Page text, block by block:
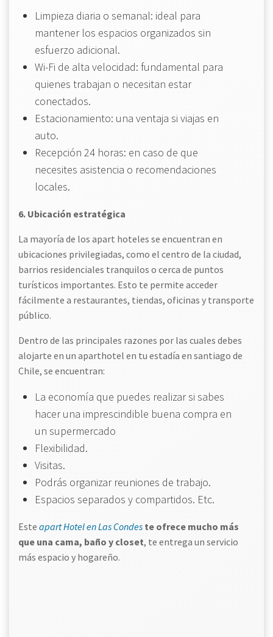
Limpieza diaria o semanal: ideal para
mantener los espacios organizados sin
esfuerzo adicional.
Wi-Fi de alta velocidad: fundamental para
quienes trabajan o necesitan estar
conectados.
Estacionamiento: una ventaja si viajas en
auto.
Recepción 24 horas: en caso de que
necesites asistencia o recomendaciones
locales.
6. Ubicación estratégica
La mayoría de los apart hoteles se encuentran en
ubicaciones privilegiadas, como el centro de la ciudad,
barrios residenciales tranquilos o cerca de puntos
turísticos importantes. Esto te permite acceder
fácilmente a restaurantes, tiendas, oficinas y transporte
público.
Dentro de las principales razones por las cuales debes
alojarte en un aparthotel en tu estadía en santiago de
Chile, se encuentran:
La economía que puedes realizar si sabes
hacer una imprescindible buena compra en
un supermercado
Flexibilidad.
Visitas.
Podrás organizar reuniones de trabajo.
Espacios separados y compartidos. Etc.
Este apart Hotel en Las Condes te ofrece mucho más
que una cama, baño y closet, te entrega un servicio
más espacio y hogareño.